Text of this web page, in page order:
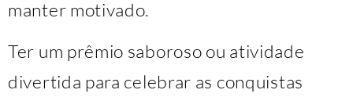
manter motivado.
Ter um prêmio saboroso ou atividade
divertida para celebrar as conquistas